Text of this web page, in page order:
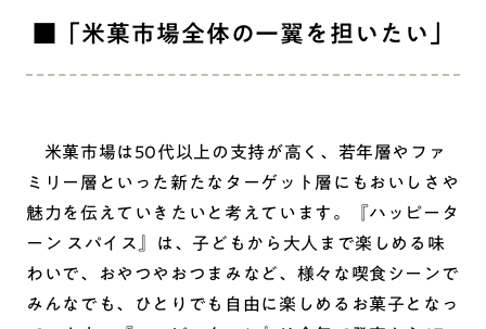
■「米菓市場全体の一翼を担いたい」
米菓市場は50代以上の支持が高く、若年層やファ
ミリー層といった新たなターゲット層にもおいしさや
魅力を伝えていきたいと考えています。『ハッピータ
ーン スパイス』は、子どもから大人まで楽しめる味
わいで、おやつやおつまみなど、様々な喫食シーンで
みんなでも、ひとりでも自由に楽しめるお菓子となっ